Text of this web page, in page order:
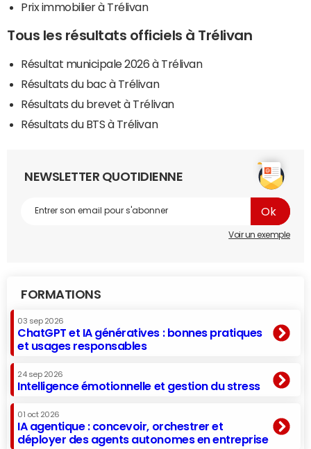
Prix immobilier à Trélivan
Tous les résultats officiels à Trélivan
Résultat municipale 2026 à Trélivan
Résultats du bac à Trélivan
Résultats du brevet à Trélivan
Résultats du BTS à Trélivan
NEWSLETTER QUOTIDIENNE
Voir un exemple
FORMATIONS
03 sep 2026
ChatGPT et IA génératives : bonnes pratiques
et usages responsables
24 sep 2026
Intelligence émotionnelle et gestion du stress
01 oct 2026
IA agentique : concevoir, orchestrer et
déployer des agents autonomes en entreprise